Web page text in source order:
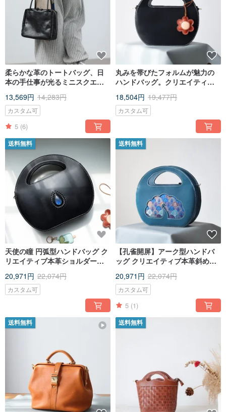
柔らかな革のトートバッグ、日
本の手仕事が光るミニスクエア
常に寄り添う多機能ハンドバッ
グ。
13,569円 14,283円
カスタム可
5 (6)
丸みを帯びたフォルムが魅力の
ハンドバッグ。クリエイティブ
作りの温もりを感じるレトロで
個性的なレディースバッグ。大
18,504円 19,477円
カスタム可
送料無料
天使の瞳 円弧型ハンドバッグ ク
リエイティブ本革ショルダーバ
ィースバッグ ギフトに
20,971円 22,074円
カスタム可
送料無料
【孔雀開屏】アーク型ハンドバ
ッグ クリエイティブ本革斜め掛
ディースバッグ ギフト
20,971円 22,074円
カスタム可
5 (1)
送料無料 送料無料